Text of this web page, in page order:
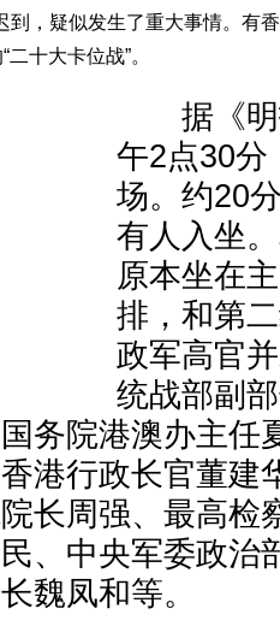
到，疑似发生了重大事情。有
十大卡位战”。
据《明
午2点30分
场。约20
有人入坐
原本坐在
排，和第
政军高官
统战部副
务院港澳办主任
港行政长官董建
长周强、最高检
、中央军委政治
魏凤和等。